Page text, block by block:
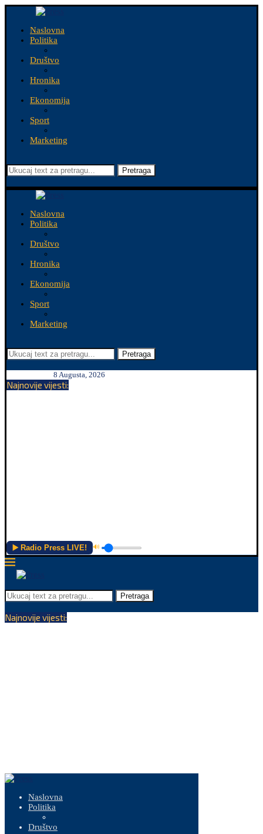
Naslovna
Politika
Društvo
Hronika
Ekonomija
Sport
Marketing
Pretraga
Naslovna
Politika
Društvo
Hronika
Ekonomija
Sport
Marketing
Pretraga
8 Augusta, 2026
Najnovije vijesti:
▶️ Radio Press LIVE! 🔊
Pretraga
Najnovije vijesti:
Naslovna
Politika
Društvo